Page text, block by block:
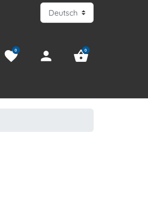
favorite
0 person shopping_basket
0